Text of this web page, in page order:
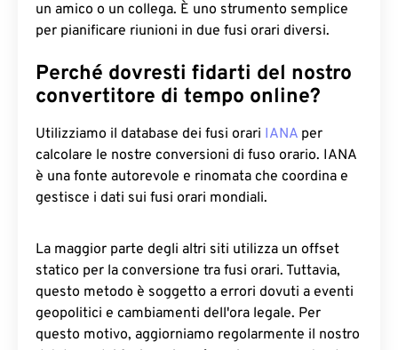
un amico o un collega. È uno strumento semplice
per pianificare riunioni in due fusi orari diversi.
Perché dovresti fidarti del nostro
convertitore di tempo online?
Utilizziamo il database dei fusi orari IANA per
calcolare le nostre conversioni di fuso orario. IANA
è una fonte autorevole e rinomata che coordina e
gestisce i dati sui fusi orari mondiali.
La maggior parte degli altri siti utilizza un offset
statico per la conversione tra fusi orari. Tuttavia,
questo metodo è soggetto a errori dovuti a eventi
geopolitici e cambiamenti dell'ora legale. Per
questo motivo, aggiorniamo regolarmente il nostro